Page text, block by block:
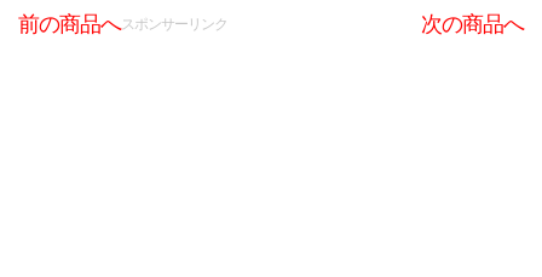
前の商品へ 次の商品へ
スポンサーリンク